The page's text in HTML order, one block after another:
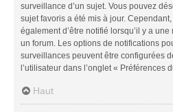
surveillance d’un sujet. Vous pouvez
sujet favoris a été mis à jour.
également d’être notifié lorsqu’il y a
un forum. Les options de notifications
surveillances peuvent être configurées
l’utilisateur dans l’onglet « Préférences
Haut